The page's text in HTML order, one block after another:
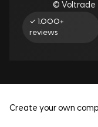
© Voltrade
✓ 1.000+
reviews
Create your own